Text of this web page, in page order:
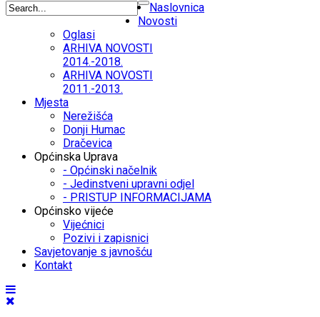
Naslovnica
Novosti
Oglasi
ARHIVA NOVOSTI
2014.-2018.
ARHIVA NOVOSTI
2011.-2013.
Mjesta
Nerežišća
Donji Humac
Dračevica
Općinska Uprava
- Općinski načelnik
- Jedinstveni upravni odjel
- PRISTUP INFORMACIJAMA
Općinsko vijeće
Vijećnici
Pozivi i zapisnici
Savjetovanje s javnošću
Kontakt